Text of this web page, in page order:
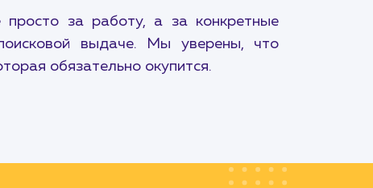
за работу, а за конкретные
выдаче. Мы уверены, что
обязательно окупится.